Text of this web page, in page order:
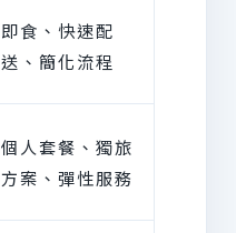
即食、快速配
送、簡化流程
個人套餐、獨旅
方案、彈性服務